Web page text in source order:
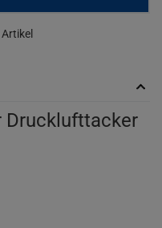
Drucklufttacker